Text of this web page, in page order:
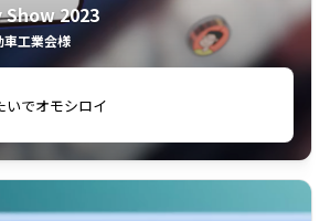
2023
車工業会様
いでオモシロイ
ーショーがアプリでもっと楽しめました